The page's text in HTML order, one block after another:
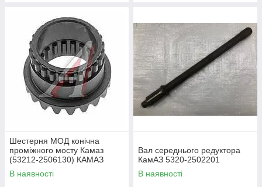
Шестерня МОД конічна
проміжного мосту Камаз
(53212-2506130) КАМАЗ
В наявності
Вал середнього редуктора
КамАЗ 5320-2502201
В наявності